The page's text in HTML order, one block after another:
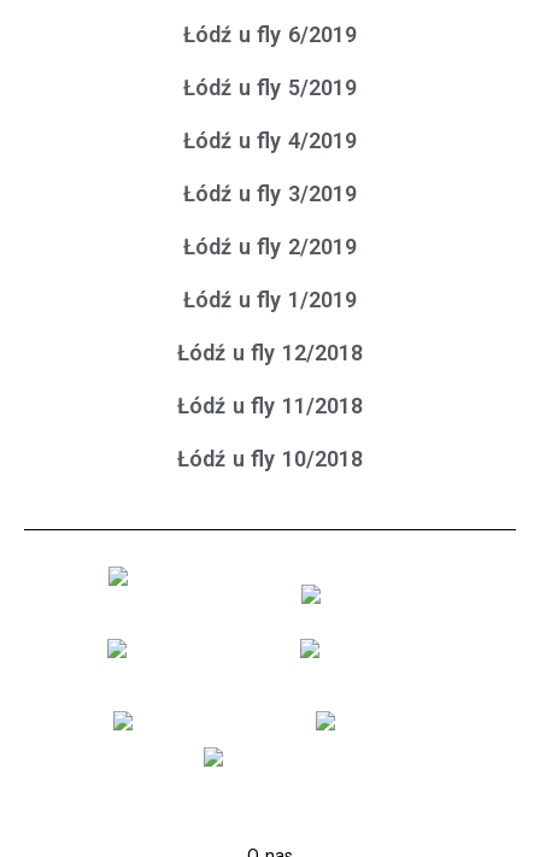
Łódź u fly 6/2019
Łódź u fly 5/2019
Łódź u fly 4/2019
Łódź u fly 3/2019
Łódź u fly 2/2019
Łódź u fly 1/2019
Łódź u fly 12/2018
Łódź u fly 11/2018
Łódź u fly 10/2018